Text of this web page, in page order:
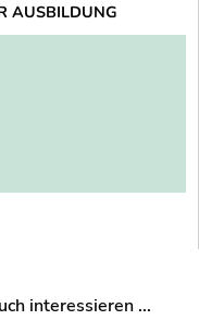
AUSBILDUNG
interessieren ...